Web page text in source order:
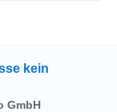
kein
GmbH